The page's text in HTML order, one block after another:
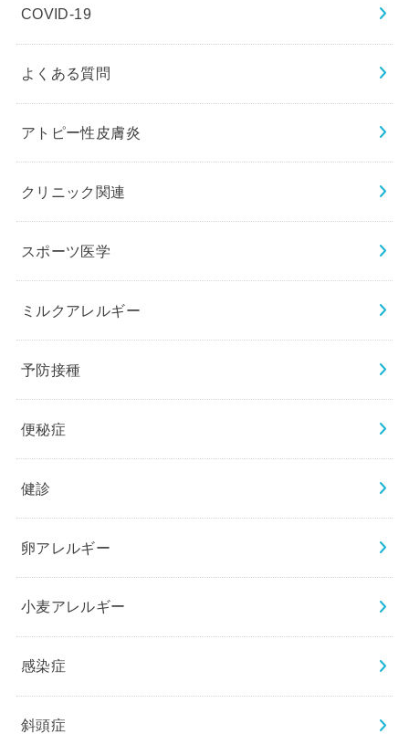
COVID-19
よくある質問
アトピー性皮膚炎
クリニック関連
スポーツ医学
ミルクアレルギー
予防接種
便秘症
健診
卵アレルギー
小麦アレルギー
感染症
斜頭症